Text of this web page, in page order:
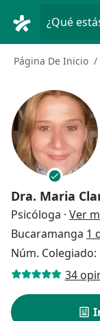
¿Qué
Página De Inicio
Dra. Maria
Psicóloga · Ver
Bucaramanga 1
Núm. Colegiado:
34